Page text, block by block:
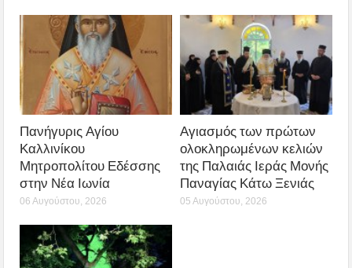
Πανήγυρις Αγίου
Καλλινίκου
Μητροπολίτου Εδέσσης
στην Νέα Ιωνία
06 Αυγούστου, 2026
Αγιασμός των πρώτων
ολοκληρωμένων κελιών
της Παλαιάς Ιεράς Μονής
Παναγίας Κάτω Ξενιάς
05 Αυγούστου, 2026